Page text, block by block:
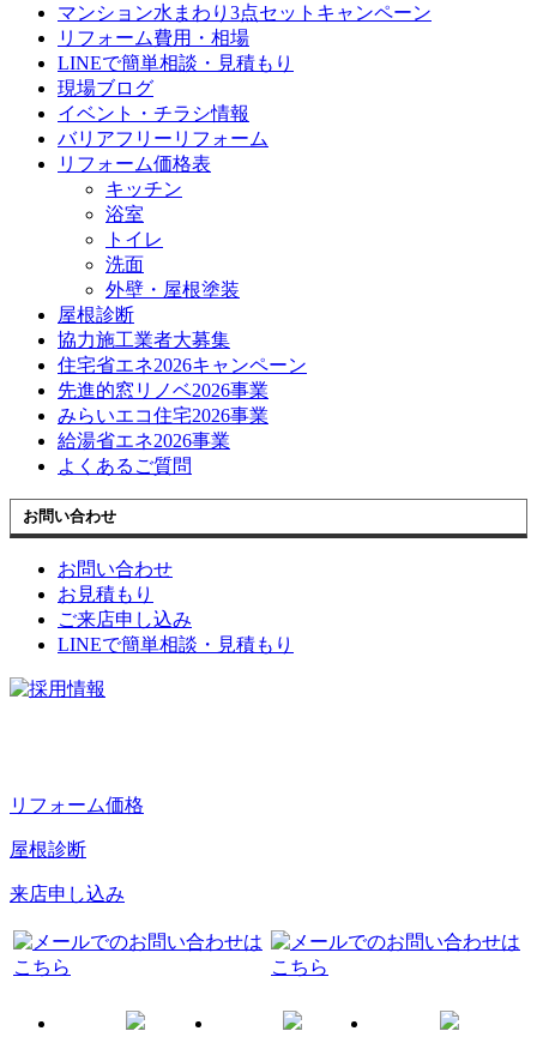
マンション水まわり3点セットキャンペーン
リフォーム費用・相場
LINEで簡単相談・見積もり
現場ブログ
イベント・チラシ情報
バリアフリーリフォーム
リフォーム価格表
キッチン
浴室
トイレ
洗面
外壁・屋根塗装
屋根診断
協力施工業者大募集
住宅省エネ2026キャンペーン
先進的窓リノベ2026事業
みらいエコ住宅2026事業
給湯省エネ2026事業
よくあるご質問
お問い合わせ
お問い合わせ
お見積もり
ご来店申し込み
LINEで簡単相談・見積もり
リフォーム価格
屋根診断
来店申し込み